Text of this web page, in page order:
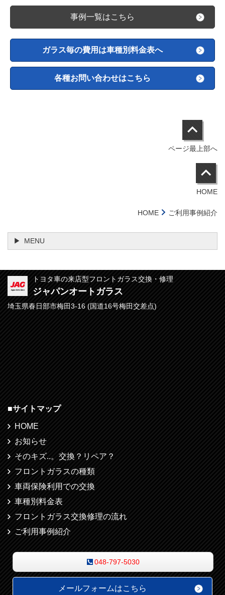
事例一覧はこちら
ガラス毎の費用は車種別料金表へ
各種お問い合わせはこちら
ページ最上部へ
HOME
HOME ご利用事例紹介
MENU
トヨタ車の来店型フロントガラス交換・修理
ジャパンオートガラス
埼玉県春日部市梅田3-16 (国道16号梅田交差点)
■サイトマップ
HOME
お知らせ
そのキズ..。交換？リペア？
フロントガラスの種類
車両保険利用での交換
車種別料金表
フロントガラス交換修理の流れ
ご利用事例紹介
048-797-5030
メールフォームはこちら